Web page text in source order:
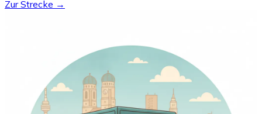
Zur Strecke →